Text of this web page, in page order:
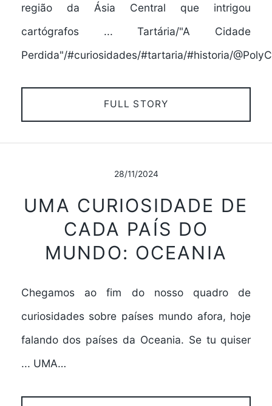
região da Ásia Central que intrigou
cartógrafos ... Tartária/"A Cidade
Perdida"/#curiosidades/#tartaria/#historia/
FULL STORY
28/11/2024
UMA CURIOSIDADE DE
CADA PAÍS DO
MUNDO: OCEANIA
Chegamos ao fim do nosso quadro de
curiosidades sobre países mundo afora, hoje
falando dos países da Oceania. Se tu quiser
... UMA…